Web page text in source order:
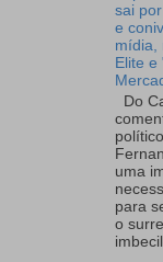
sai
e
mídia,
Elite e
Do
uma
para
o